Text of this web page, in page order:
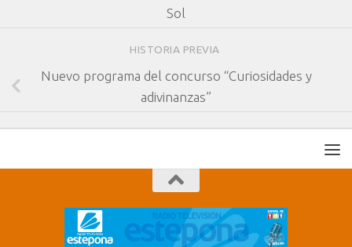
Sol
HISTORIA PREVIA
Nuevo programa del concurso “Curiosidades y
adivinanzas”